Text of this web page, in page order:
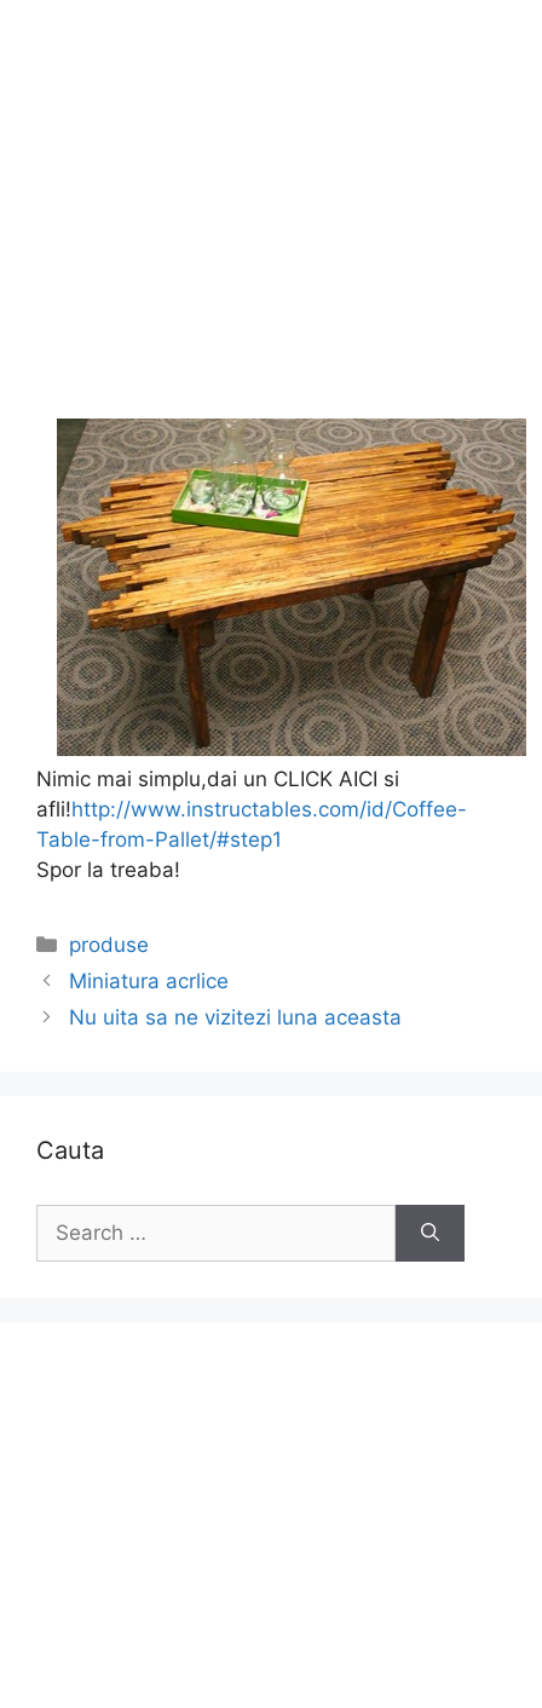
Nimic mai simplu,dai un CLICK AICI si
afli!http://www.instructables.com/id/Coffee-
Table-from-Pallet/#step1
Spor la treaba!
Categories
produse
Miniatura acrlice
Nu uita sa ne vizitezi luna aceasta
Cauta
for: